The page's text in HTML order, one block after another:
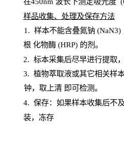
样品收集、处理及保存方法
1 . 样本不能含叠氮钠(NaN3)
根 化物酶(HRP) 的剂。
2. 标本采集后尽早进行提取
3. 植物萃取液或其它相关样
钟，取上清 即可检测。
4. 保存：如果样本收集后不
装，冻存